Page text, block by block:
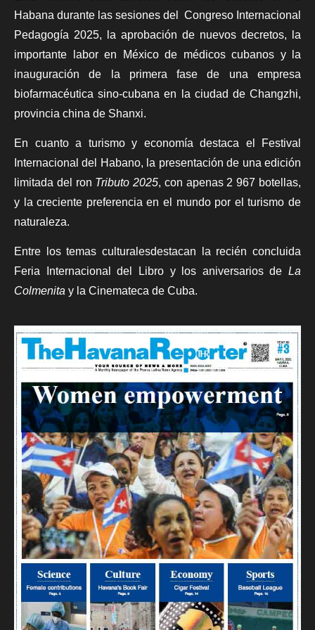
Habana durante las sesiones del Congreso Internacional
Pedagogía 2025, la aprobación de nuevos decretos, la
importante labor en México de médicos cubanos y la
inauguración de la primera fase de una empresa
biofarmacéutica sino-cubana en la ciudad de Changzhi,
provincia china de Shanxi.
En cuanto a turismo y economía destaca el Festival
Internacional del Habano, la presentación de una edición
limitada del ron Tributo 2025, con apenas 2 967 botellas,
y la creciente preferencia en el mundo por el turismo de
naturaleza.
Entre los temas culturalesdestacan la recién concluida
Feria Internacional del Libro y los aniversarios de La
Colmenita y la Cinemateca de Cuba.